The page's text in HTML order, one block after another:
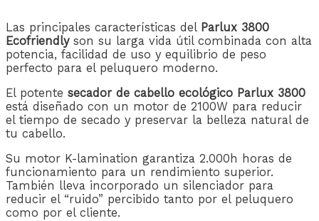
Las principales características del Parlux 3800
Ecofriendlyson su larga vida útil combinada con alta
potencia, facilidad de uso y equilibrio de peso
perfecto para el peluquero moderno.
El potente secador de cabello ecológico Parlux 3800
está diseñado con un motor de 2100W para reducir
el tiempo de secado y preservar la belleza natural de
tu cabello.
Su motor K-lamination garantiza 2.000h horas de
funcionamiento para un rendimiento superior.
También lleva incorporado un silenciador para
reducir el “ruido” percibido tanto por el peluquero
como por el cliente.